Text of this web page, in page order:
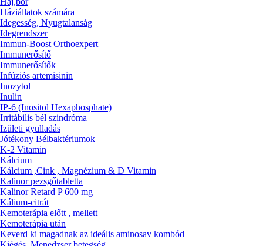
Háziállatok számára
Idegesség, Nyugtalanság
Idegrendszer
Immun-Boost Orthoexpert
Immunerősítő
Immunerősítők
Infúziós artemisinin
Inozytol
Inulin
IP-6 (Inositol Hexaphosphate)
Irritábilis bél szindróma
Izületi gyulladás
Jótékony Bélbaktériumok
K-2 Vitamin
Kálcium
Kálcium ,Cink , Magnézium & D Vitamin
Kalinor pezsgőtabletta
Kalinor Retard P 600 mg
Kálium-citrát
Kemoterápia előtt , mellett
Kemoterápia után
Keverd ki magadnak az ideális aminosav kombód